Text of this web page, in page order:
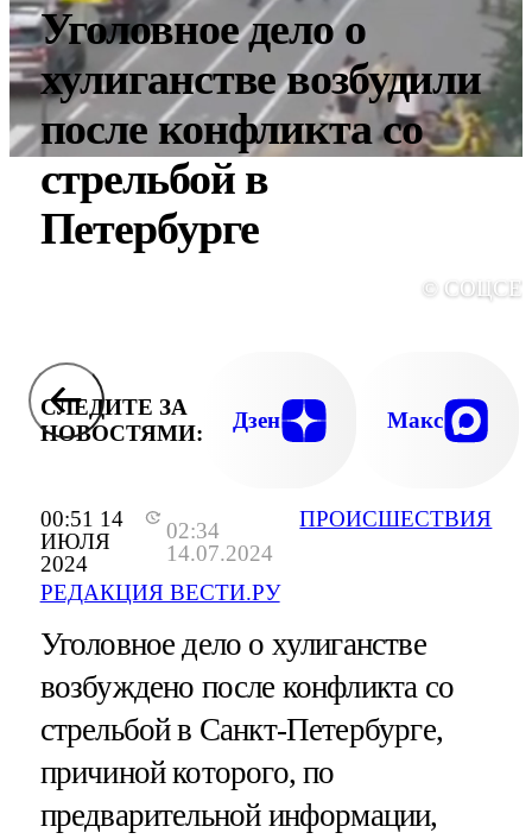
00:51 14
ИЮЛЯ
2024
02:34
14.07.2024
РЕДАКЦИЯ ВЕСТИ.РУ
ПРОИСШЕСТВИЯ
Уголовное дело о
хулиганстве возбудили
после конфликта со
стрельбой в
Петербурге
©
СЛЕДИТЕ ЗА
НОВОСТЯМИ:
Дзен Макс
Уголовное дело о хулиганстве
возбуждено после конфликта со
стрельбой в Санкт-Петербурге,
причиной которого, по
предварительной информации,